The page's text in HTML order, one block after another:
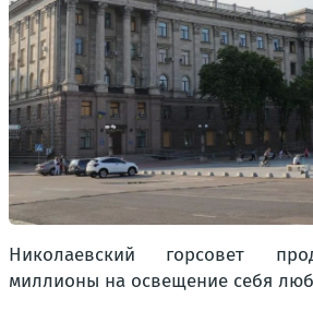
Николаевский горсовет
миллионы на освещение себя